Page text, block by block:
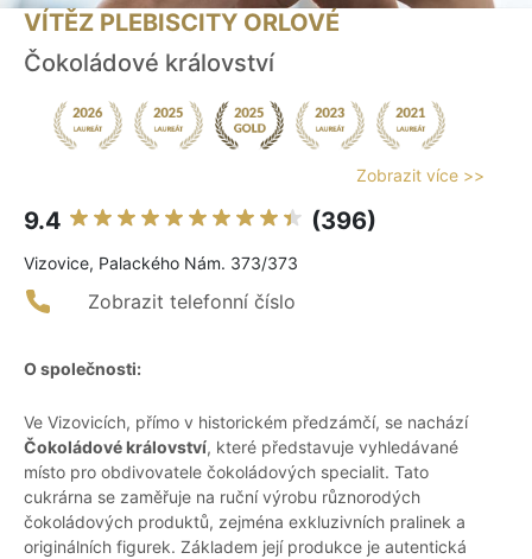
VÍTĚZ PLEBISCITY ORLOVÉ
Čokoládové království
Zobrazit více >>
9.4 (396)
Vizovice, Palackého Nám. 373/373
Zobrazit telefonní číslo
O společnosti:
Ve Vizovicích, přímo v historickém předzámčí, se nachází
Čokoládové království, které představuje vyhledávané
místo pro obdivovatele čokoládových specialit. Tato
cukrárna se zaměřuje na ruční výrobu různorodých
čokoládových produktů, zejména exkluzivních pralinek a
originálních figurek. Základem její produkce je autentická